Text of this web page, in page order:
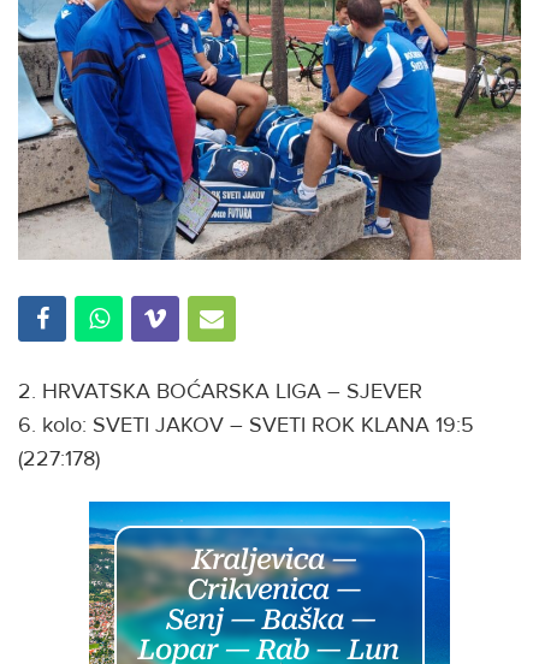
2. HRVATSKA BOĆARSKA LIGA – SJEVER
6. kolo: SVETI JAKOV – SVETI ROK KLANA 19:5
(227:178)